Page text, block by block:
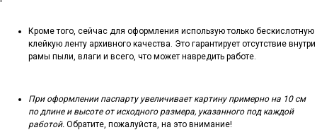
Кроме того, сейчас для оформления использую только бескислотную
клейкую ленту архивного качества. Это гарантирует отсутствие внутри
рамы пыли, влаги и всего, что может навредить работе.
При оформлении паспарту увеличивает картину примерно на 10 см
по длине и высоте от исходного размера, указанного под каждой
работой. Обратите, пожалуйста, на это внимание!